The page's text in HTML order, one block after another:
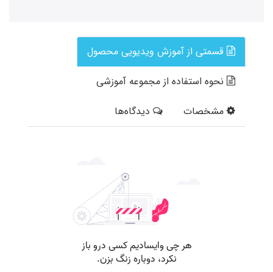
قسمتی از آموزش ویدیویی محصول
نحوه استفاده از مجموعه آموزشی
مشخصات
دیدگاه‌ها